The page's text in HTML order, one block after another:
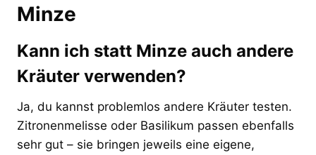
Minze
Kann ich statt Minze auch andere
Kräuter verwenden?
Ja, du kannst problemlos andere Kräuter testen.
Zitronenmelisse oder Basilikum passen ebenfalls
sehr gut – sie bringen jeweils eine eigene,